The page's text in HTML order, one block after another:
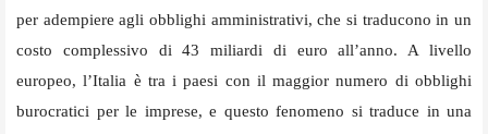
per adempiere agli obblighi amministrativi, che si traducono in un
costo complessivo di 43 miliardi di euro all’anno. A livello
europeo, l’Italia è tra i paesi con il maggior numero di obblighi
burocratici per le imprese, e questo fenomeno si traduce in una